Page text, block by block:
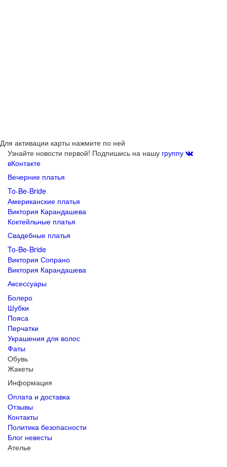
Для активации карты нажмите по ней
Узнайте новости первой! Подпишись на нашу группу
вКонтакте
Вечерние платья
To-Be-Bride
Американские платья
Виктория Карандашева
Коктейльные платья
Свадебные платья
To-Be-Bride
Виктория Сопрано
Виктория Карандашева
Аксессуары
Болеро
Шубки
Пояса
Перчатки
Украшения для волос
Фаты
Обувь
Жакеты
Информация
Оплата и доставка
Отзывы
Контакты
Политика безопасности
Блог невесты
Ателье